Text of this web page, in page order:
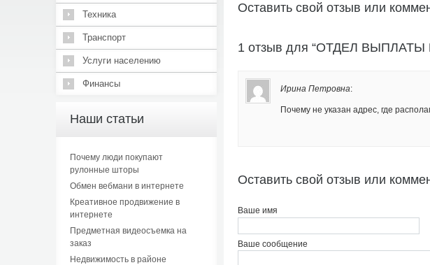
Техника
Транспорт
Услуги населению
Финансы
Наши статьи
Почему люди покупают
рулонные шторы
Обмен вебмани в интернете
Креативное продвижение в
интернете
Предметная видеосъемка на
заказ
Недвижимость в районе
Оставить свой отзыв или
1 отзыв для “ОТДЕЛ
Ирина Петровна:
Почему не указан адрес, где
Оставить свой отзыв или
Ваше имя
Ваше сообщение